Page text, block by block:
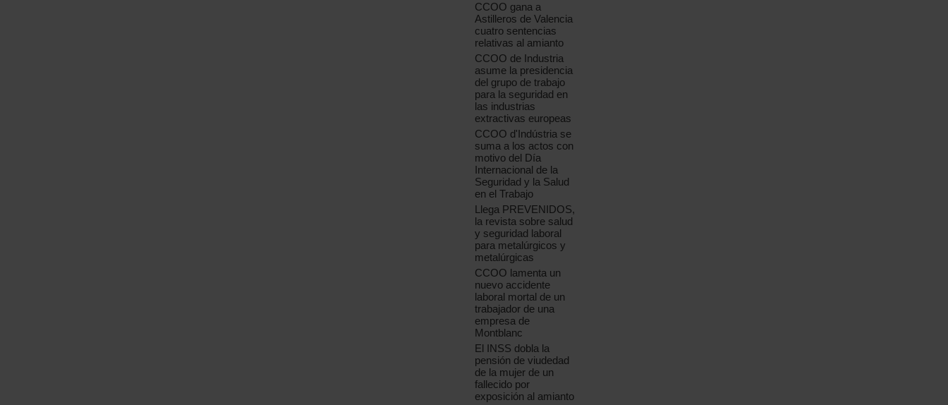
CCOO gana a
Astilleros de Valencia
cuatro sentencias
relativas al amianto
CCOO de Industria
asume la presidencia
del grupo de trabajo
para la seguridad en
las industrias
extractivas europeas
CCOO d'Indústria se
suma a los actos con
motivo del Día
Internacional de la
Seguridad y la Salud
en el Trabajo
Llega PREVENIDOS,
la revista sobre salud
y seguridad laboral
para metalúrgicos y
metalúrgicas
CCOO lamenta un
nuevo accidente
laboral mortal de un
trabajador de una
empresa de
Montblanc
El INSS dobla la
pensión de viudedad
de la mujer de un
fallecido por
exposición al amianto